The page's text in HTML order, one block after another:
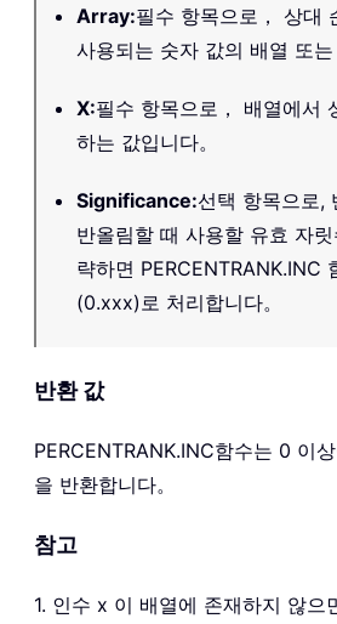
Array:필수 항목으로， 상대
사용되는 숫자 값의 배열 또는
X:필수 항목으로， 배열에서
하는 값입니다。
Significance:선택 항목으로,
반올림할 때 사용할 유효 자
략하면 PERCENTRANK.INC
(0.xxx)로 처리합니다。
반환 값
PERCENTRANK.INC함수는 0 이
을 반환합니다。
참고
1. 인수 x 이 배열에 존재하지 않으